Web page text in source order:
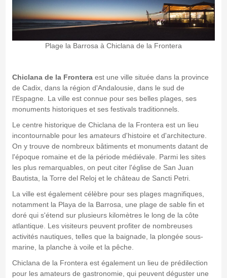
Plage la Barrosa à Chiclana de la Frontera
Chiclana de la Fronteraest une ville située dans la province
de Cadix, dans la région d'Andalousie, dans le sud de
l'Espagne. La ville est connue pour ses belles plages, ses
monuments historiques et ses festivals traditionnels.
Le centre historique de Chiclana de la Frontera est un lieu
incontournable pour les amateurs d'histoire et d'architecture.
On y trouve de nombreux bâtiments et monuments datant de
l'époque romaine et de la période médiévale. Parmi les sites
les plus remarquables, on peut citer l'église de San Juan
Bautista, la Torre del Reloj et le château de Sancti Petri.
La ville est également célèbre pour ses plages magnifiques,
notamment la Playa de la Barrosa, une plage de sable fin et
doré qui s'étend sur plusieurs kilomètres le long de la côte
atlantique. Les visiteurs peuvent profiter de nombreuses
activités nautiques, telles que la baignade, la plongée sous-
marine, la planche à voile et la pêche.
Chiclana de la Frontera est également un lieu de prédilection
pour les amateurs de gastronomie, qui peuvent déguster une